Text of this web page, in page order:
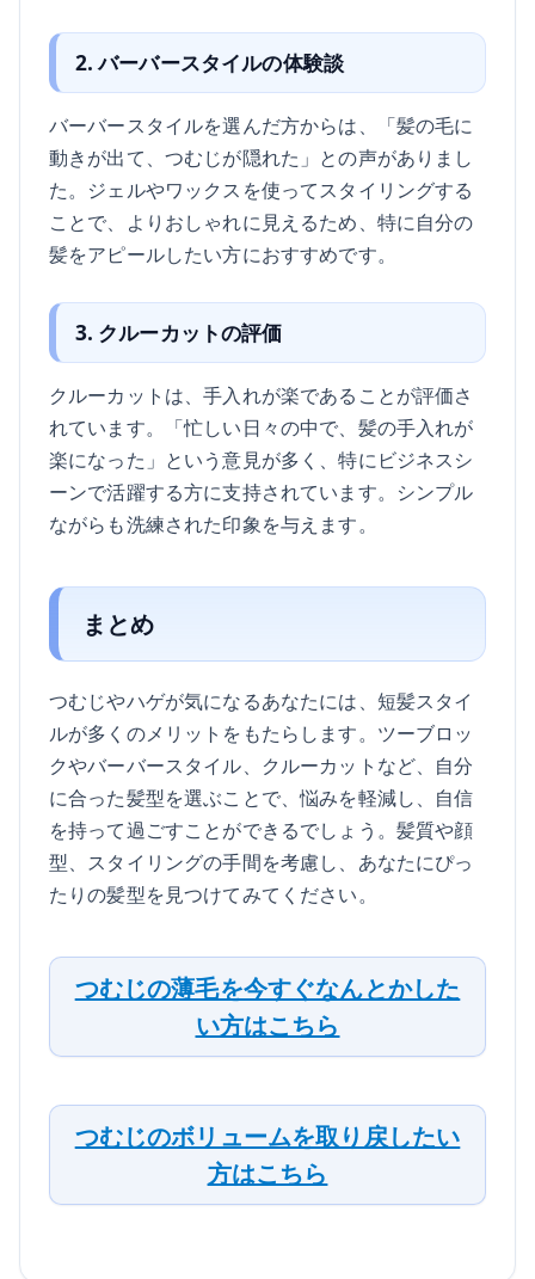
2. バーバースタイルの体験談
バーバースタイルを選んだ方からは、「髪の毛に
動きが出て、つむじが隠れた」との声がありまし
た。ジェルやワックスを使ってスタイリングする
ことで、よりおしゃれに見えるため、特に自分の
髪をアピールしたい方におすすめです。
3. クルーカットの評価
クルーカットは、手入れが楽であることが評価さ
れています。「忙しい日々の中で、髪の手入れが
楽になった」という意見が多く、特にビジネスシ
ーンで活躍する方に支持されています。シンプル
ながらも洗練された印象を与えます。
まとめ
つむじやハゲが気になるあなたには、短髪スタイ
ルが多くのメリットをもたらします。ツーブロッ
クやバーバースタイル、クルーカットなど、自分
に合った髪型を選ぶことで、悩みを軽減し、自信
を持って過ごすことができるでしょう。髪質や顔
型、スタイリングの手間を考慮し、あなたにぴっ
たりの髪型を見つけてみてください。
つむじの薄毛を今すぐなんとかした
い方はこちら
つむじのボリュームを取り戻したい
方はこちら